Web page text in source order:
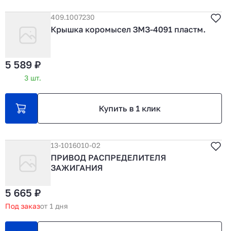
409.1007230
Крышка коромысел ЗМЗ-4091 пластм.
5 589 ₽
3 шт.
Купить в 1 клик
13-1016010-02
ПРИВОД РАСПРЕДЕЛИТЕЛЯ
ЗАЖИГАНИЯ
5 665 ₽
Под заказот 1 дня